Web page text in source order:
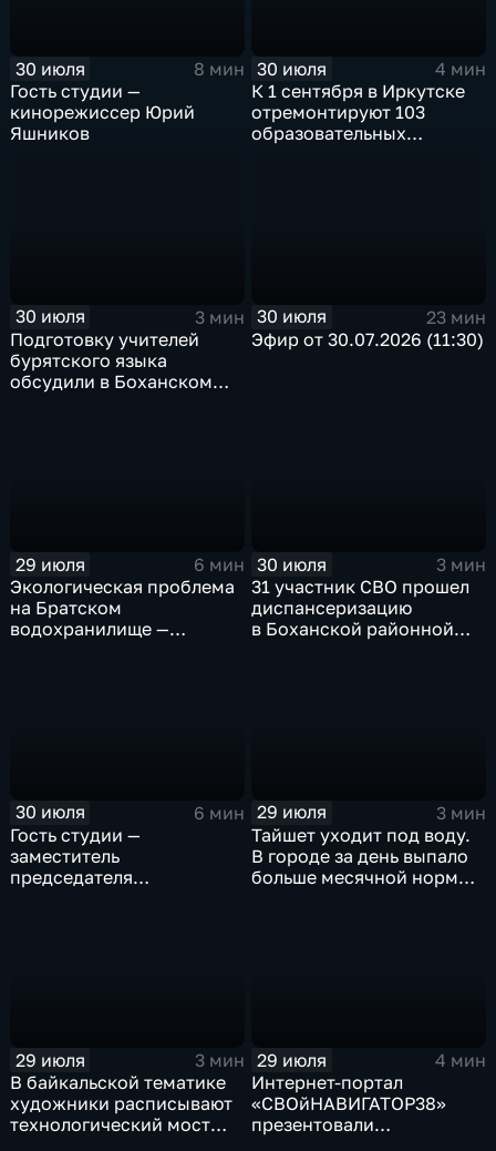
30 июля
8 мин
Гость студии —
кинорежиссер Юрий
Яшников
30 июля
4 мин
К 1 сентября в Иркутске
отремонтируют 103
образовательных
30 июля
3 мин
Подготовку учителей
бурятского языка
обсудили в Боханском
30 июля
23 мин
Эфир от 30.07.2026 (11:30)
29 июля
6 мин
Экологическая проблема
на Братском
водохранилище —
30 июля
3 мин
31 участник СВО прошел
диспансеризацию
в Боханской районной
30 июля
6 мин
Гость студии —
заместитель
председателя
29 июля
3 мин
Тайшет уходит под воду.
В городе за день выпало
больше месячной нормы
29 июля
3 мин
В байкальской тематике
художники расписывают
технологический мост
29 июля
4 мин
Интернет-портал
«СВОйНАВИГАТОР38»
презентовали